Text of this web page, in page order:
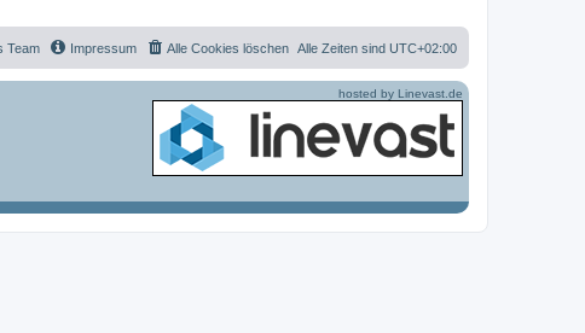
Alle Zeiten sind UTC+02:00
Alle Cookies löschen
Impressum
Team
hosted by Linevast.de